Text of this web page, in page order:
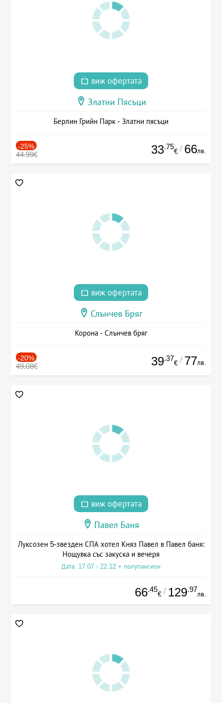
виж офертата
Златни Пясъци
Берлин Грийн Парк - Златни пясъци
-25%
44.99€ 33.75
€ / 66лв.
виж офертата
Слънчев Бряг
Корона - Слънчев бряг
-20%
49.08€ 39.37
€ / 77лв.
виж офертата
Павел Баня
Луксозен 5-звезден СПА хотел Княз Павел в Павел баня:
Нощувка със закуска и вечеря
Дата: 17.07 - 22.12 + полупансион
66.45
€ / 129.97
лв.